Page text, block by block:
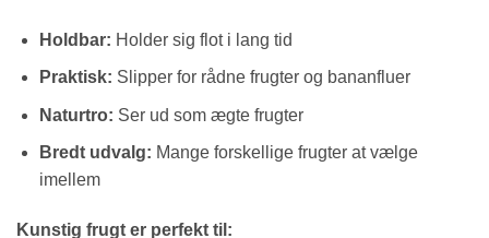
Holdbar: Holder sig flot i lang tid
Praktisk: Slipper for rådne frugter og bananfluer
Naturtro: Ser ud som ægte frugter
Bredt udvalg: Mange forskellige frugter at vælge
imellem
Kunstig frugt er perfekt til: